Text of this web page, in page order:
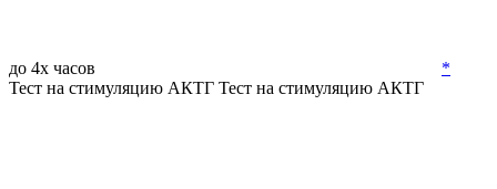
до 4х часов
*
Тест на стимуляцию АКТГ Тест на стимуляцию АКТГ